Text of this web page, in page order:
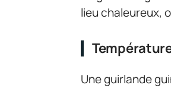
lieu chaleureux,
Une guirlande